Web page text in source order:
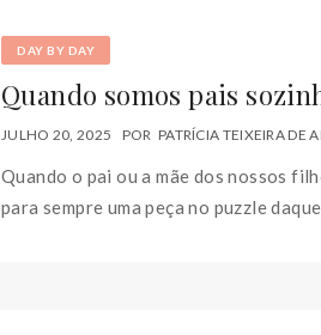
DAY BY DAY
Quando somos pais
JULHO 20, 2025 POR PATRÍCIA TEIXEIRA DE
Quando o pai ou a mãe dos nossos
para sempre uma peça no puzzle